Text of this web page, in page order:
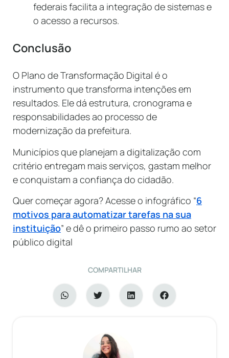
federais facilita a integração de sistemas e
o acesso a recursos.
Conclusão
O Plano de Transformação Digital é o
instrumento que transforma intenções em
resultados. Ele dá estrutura, cronograma e
responsabilidades ao processo de
modernização da prefeitura.
Municípios que planejam a digitalização com
critério entregam mais serviços, gastam melhor
e conquistam a confiança do cidadão.
Quer começar agora? Acesse o infográfico “6
motivos para automatizar tarefas na sua
instituição” e dê o primeiro passo rumo ao setor
público digital
COMPARTILHAR